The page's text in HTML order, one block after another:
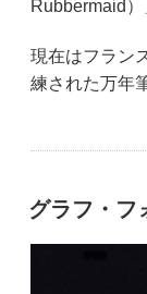
Rubbermaid）
現在はフラン
練された万年
グラフ・フ